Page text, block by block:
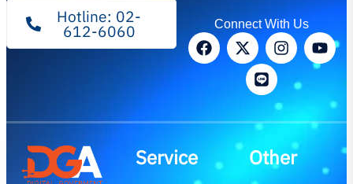
Hotline: 02-
612-6060 Connect With Us
Service Other